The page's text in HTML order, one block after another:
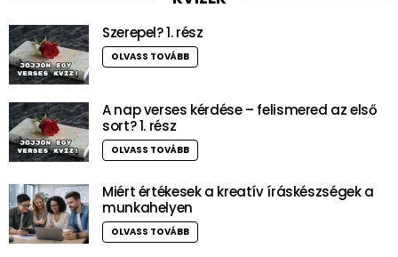
Szerepel? 1. rész
OLVASS TOVÁBB
A nap verses kérdése – felismered az első
sort? 1. rész
OLVASS TOVÁBB
Miért értékesek a kreatív íráskészségek a
munkahelyen
OLVASS TOVÁBB